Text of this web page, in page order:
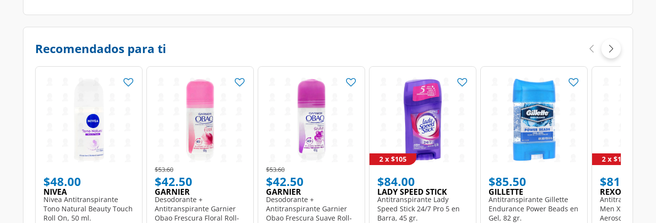
Recomendados para ti
$48.00
NIVEA
Nivea Antitranspirante
Tono Natural Beauty Touch
Roll On, 50 ml.
Price reduced from
$53.60to
$42.50
GARNIER
Desodorante +
Antitranspirante Garnier
Obao Frescura Floral Roll-
Price reduced from
$53.60to
$42.50
GARNIER
Desodorante +
Antitranspirante Garnier
Obao Frescura Suave Roll-
$84.00
LADY SPEED STICK
Antitranspirante Lady
Speed Stick 24/7 Pro 5 en
Barra, 45 gr.
2 x $105
$85.50
GILLETTE
Antitranspirante Gillette
Endurance Power Beads en
Gel, 82 gr.
$81.00
REXONA
Antitranspirante
Men Xtracool
Aerosol, 150 ml.
2 x $105